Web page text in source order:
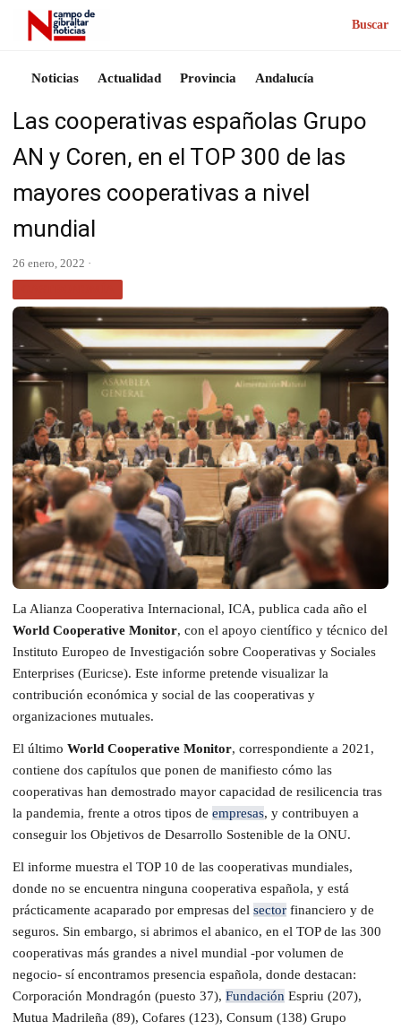
Buscar
Noticias Actualidad Provincia Andalucía
Las cooperativas españolas Grupo
AN y Coren, en el TOP 300 de las
mayores cooperativas a nivel
mundial
26 enero, 2022 ·
La Alianza Cooperativa Internacional, ICA, publica cada año el
World Cooperative Monitor, con el apoyo científico y técnico del
Instituto Europeo de Investigación sobre Cooperativas y Sociales
Enterprises (Euricse). Este informe pretende visualizar la
contribución económica y social de las cooperativas y
organizaciones mutuales.
El último World Cooperative Monitor, correspondiente a 2021,
contiene dos capítulos que ponen de manifiesto cómo las
cooperativas han demostrado mayor capacidad de resilicencia tras
la pandemia, frente a otros tipos de empresas, y contribuyen a
conseguir los Objetivos de Desarrollo Sostenible de la ONU.
El informe muestra el TOP 10 de las cooperativas mundiales,
donde no se encuentra ninguna cooperativa española, y está
prácticamente acaparado por empresas del sector financiero y de
seguros. Sin embargo, si abrimos el abanico, en el TOP de las 300
cooperativas más grandes a nivel mundial -por volumen de
negocio- sí encontramos presencia española, donde destacan:
Corporación Mondragón (puesto 37), Fundación Espriu (207),
Mutua Madrileña (89), Cofares (123), Consum (138) Grupo